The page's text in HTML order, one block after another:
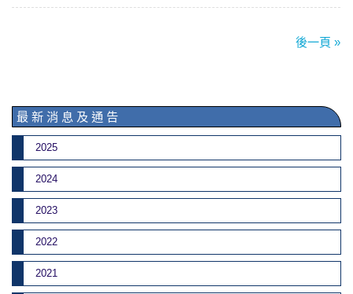
後一頁 »
最 新 消 息 及 通 告
2025
2024
2023
2022
2021